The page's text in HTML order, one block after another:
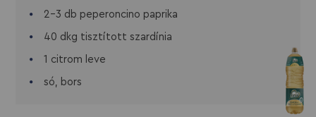
2-3 db peperoncino paprika
40 dkg tisztított szardínia
1 citrom leve
só, bors